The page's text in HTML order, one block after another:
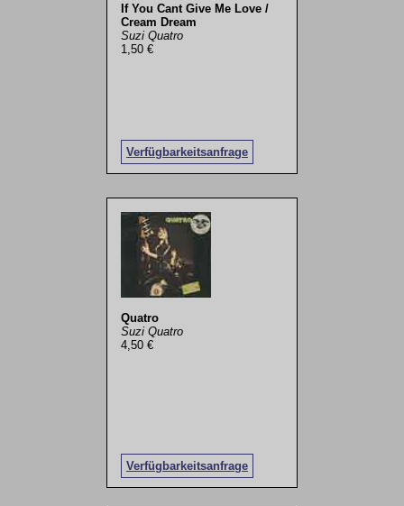
If You Cant Give Me Love /
Cream Dream
Suzi Quatro
1,50 €
Verfügbarkeitsanfrage
Quatro
Suzi Quatro
4,50 €
Verfügbarkeitsanfrage